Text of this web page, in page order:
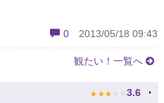
0 2013/05/18 09:43
観たい！一覧へ
★ ★ ★ ★ ★ 3.6